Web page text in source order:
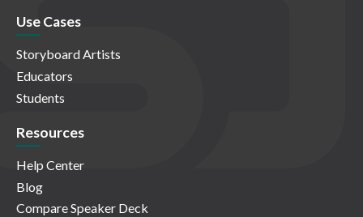
Use Cases
Storyboard Artists
Educators
Students
Resources
Help Center
Blog
Compare Speaker Deck